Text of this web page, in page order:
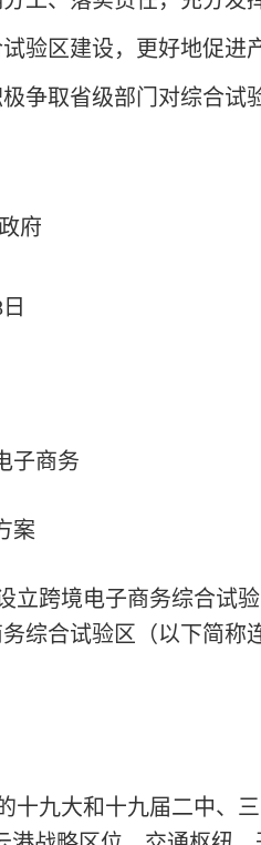
验区建设，更好地促进
争取省级部门对综合试
府
子商务
案
立跨境电子商务综合试
综合试验区（以下简称
十九大和十九届二中、